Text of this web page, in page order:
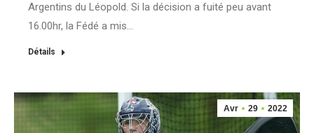
Argentins du Léopold. Si la décision a fuité peu avant
16.00hr, la Fédé a mis…
Détails
Avr 29 2022